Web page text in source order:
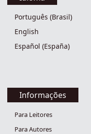
Português (Brasil)
English
Español (España)
Informações
Para Leitores
Para Autores